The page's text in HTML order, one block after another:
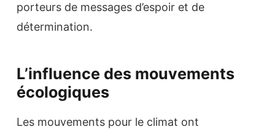
porteurs de messages d’espoir et de
détermination.
L’influence des mouvements
écologiques
Les mouvements pour le climat ont